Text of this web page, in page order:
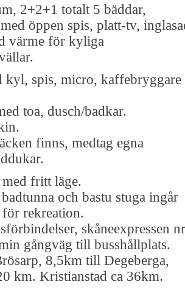
2+2+1 totalt 5 bäddar,
öppen spis, platt-tv,
värme för kyliga
kyl, spis, micro, kaffebryggare
toa, dusch/badkar.
finns, medtag egna
fritt läge.
och bastu stuga ingår
rekreation.
skåneexpressen nr
gångväg till busshållplats.
8,5km till Degeberga,
km. Kristianstad ca 36km.